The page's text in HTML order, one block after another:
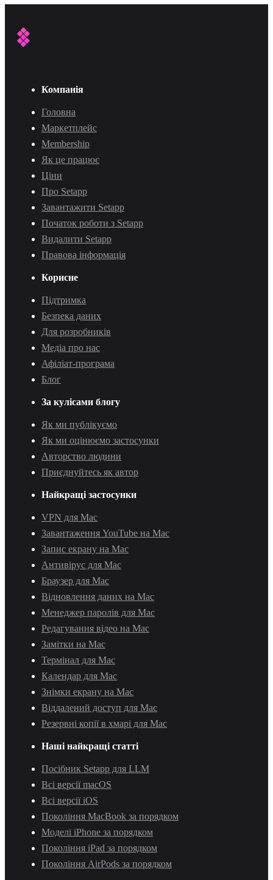
Компанія
Головна
Маркетплейс
Membership
Як це працює
Ціни
Про Setapp
Завантажити Setapp
Початок роботи з Setapp
Видалити Setapp
Правова інформація
Корисне
Підтримка
Безпека даних
Для розробників
Медіа про нас
Афіліат-програма
Блог
За кулісами блогу
Як ми публікуємо
Як ми оцінюємо застосунки
Авторство людини
Приєднуйтесь як автор
Найкращі застосунки
VPN для Mac
Завантаження YouTube на Mac
Запис екрану на Mac
Антивірус для Mac
Браузер для Mac
Відновлення даних на Mac
Менеджер паролів для Mac
Редагування відео на Mac
Замітки на Mac
Термінал для Mac
Календар для Mac
Знімки екрану на Mac
Віддалений доступ для Mac
Резервні копії в хмарі для Mac
Наші найкращі статті
Посібник Setapp для LLM
Всі версії macOS
Всі версії iOS
Покоління MacBook за порядком
Моделі iPhone за порядком
Покоління iPad за порядком
Покоління AirPods за порядком